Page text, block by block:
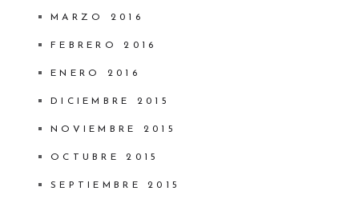
MARZO 2016
FEBRERO 2016
ENERO 2016
DICIEMBRE 2015
NOVIEMBRE 2015
OCTUBRE 2015
SEPTIEMBRE 2015